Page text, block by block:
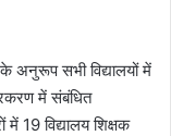
अनुरूप सभी विद्यालयों में
में संबंधित
19 विद्यालय शिक्षक